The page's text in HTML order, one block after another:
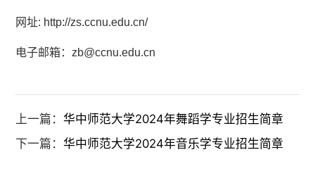
网址: http://zs.ccnu.edu.cn/
电子邮箱：zb@ccnu.edu.cn
上一篇：华中师范大学2024年舞蹈学专业招生简章
下一篇：华中师范大学2024年音乐学专业招生简章